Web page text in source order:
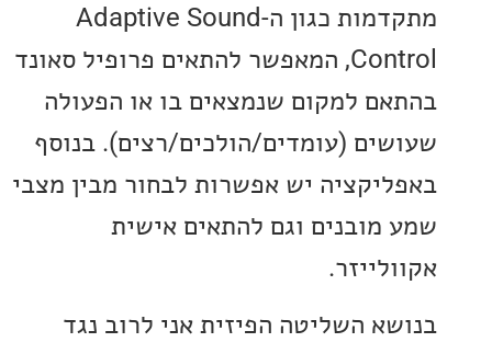
מתקדמות כגון ה-Adaptive Sound
Control, המאפשר להתאים פרופיל סאונד
למקום שנמצאים בו או הפעולה
(עומדים/הולכים/רצים). בנוסף
יש אפשרות לבחור מבין מצבי
וגם להתאים אישית
השליטה הפיזית אני לרוב נגד